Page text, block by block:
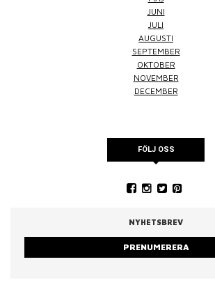
JUNI
JULI
AUGUSTI
SEPTEMBER
OKTOBER
NOVEMBER
DECEMBER
FÖLJ OSS
NYHETSBREV
PRENUMERERA